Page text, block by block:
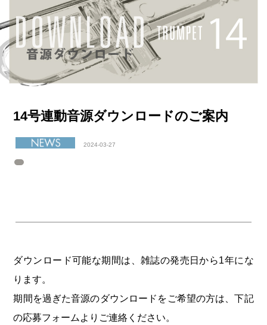
14号連動音源ダウンロードのご案内
2024-03-27
ダウンロード可能な期間は、雑誌の発売日から1年にな
ります。
期間を過ぎた音源のダウンロードをご希望の方は、下記
の応募フォームよりご連絡ください。